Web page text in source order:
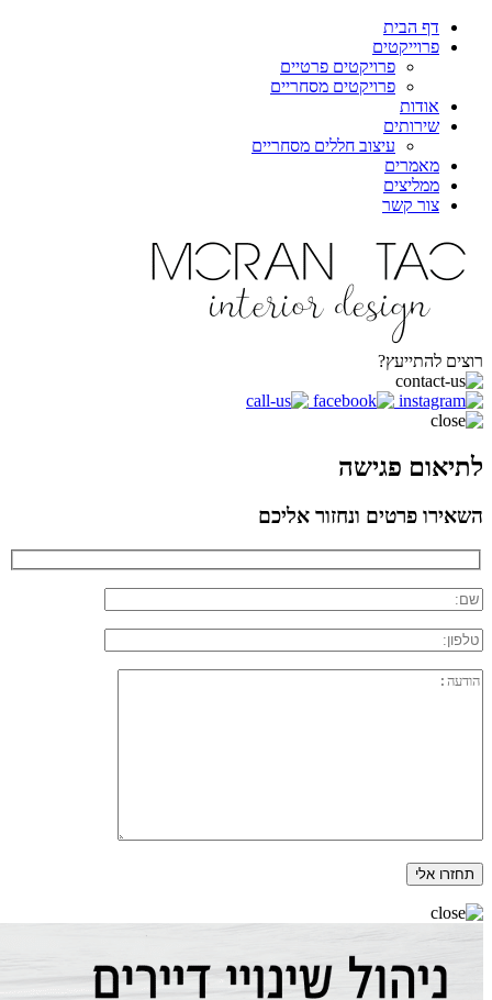
דף הבית
פרוייקטים
פרויקטים פרטיים
פרויקטים מסחריים
אודות
שירותים
עיצוב חללים מסחריים
מאמרים
ממליצים
צור קשר
רוצים להתייעץ?
לתיאום פגישה
השאירו פרטים ונחזור אליכם